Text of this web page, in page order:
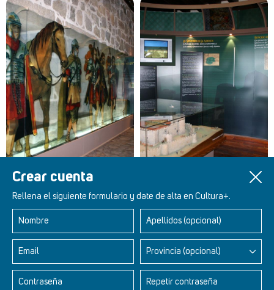
Crear cuenta
Rellena el siguiente formulario y date de alta en Cultura+.
Nombre Apellidos (opcional)
Email Provincia (opcional)
Contraseña Repetir contraseña
Retablos Renacentistas Este de León